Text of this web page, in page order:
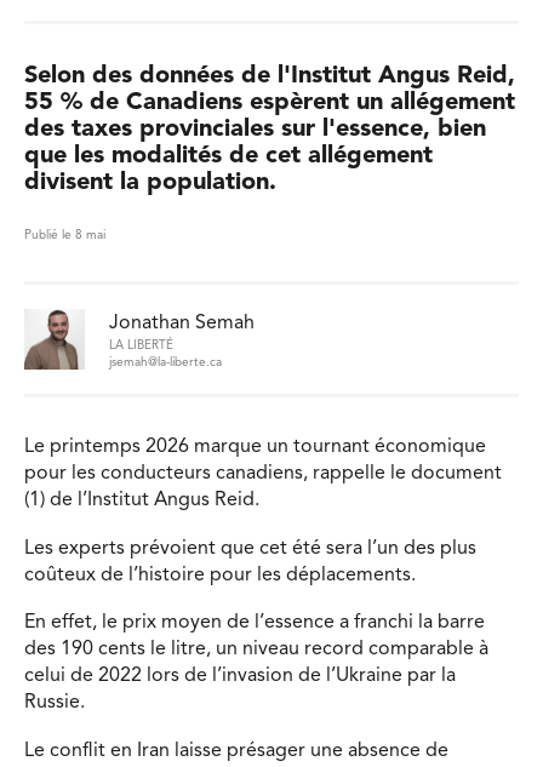
Selon des données de l'Institut Angus Reid,
55 % de Canadiens espèrent un allégement
des taxes provinciales sur l'essence, bien
que les modalités de cet allégement
divisent la population.
Publié le 8 mai
Jonathan Semah
LA LIBERTÉ
jsemah@la-liberte.ca
Le printemps 2026 marque un tournant économique
pour les conducteurs canadiens, rappelle le document
(1) de l’Institut Angus Reid.
Les experts prévoient que cet été sera l’un des plus
coûteux de l’histoire pour les déplacements.
En effet, le prix moyen de l’essence a franchi la barre
des 190 cents le litre, un niveau record comparable à
celui de 2022 lors de l’invasion de l’Ukraine par la
Russie.
Le conflit en Iran laisse présager une absence de